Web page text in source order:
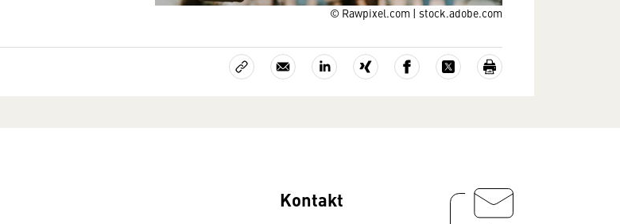
© Rawpixel.com | stock.adobe.com
Kontakt